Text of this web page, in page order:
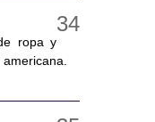
ropa y